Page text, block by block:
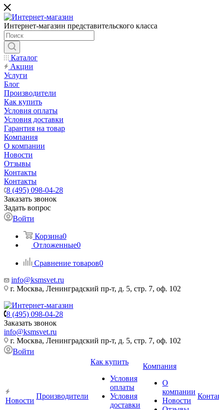
Интернет-магазин представительского класса
Каталог
Акции
Услуги
Блог
Производители
Как купить
Условия оплаты
Условия доставки
Гарантия на товар
Компания
О компании
Новости
Отзывы
Контакты
Контакты
8 (495) 098-04-28
Заказать звонок
Задать вопрос
Войти
Корзина0
Отложенные0
Сравнение товаров0
info@ksmsvet.ru
г. Москва, Ленинградский пр-т, д. 5, стр. 7, оф. 102
8 (495) 098-04-28
Заказать звонок
info@ksmsvet.ru
г. Москва, Ленинградский пр-т, д. 5, стр. 7, оф. 102
Войти
Новости
Производители
Как купить
Условия
оплаты
Условия
доставки
Компания
О
компании
Новости